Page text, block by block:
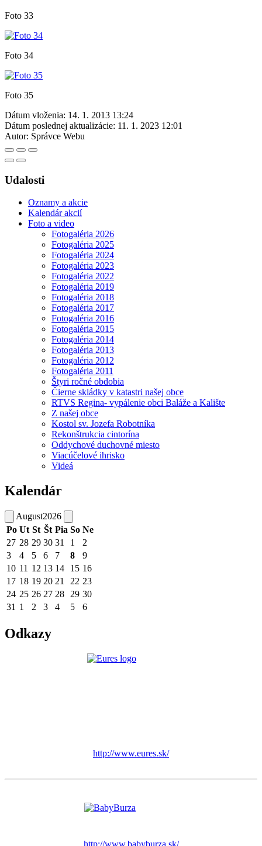
Foto 33
Foto 34
Foto 35
Dátum vloženia: 14. 1. 2013 13:24
Dátum poslednej aktualizácie: 11. 1. 2023 12:01
Autor: Správce Webu
Udalosti
Oznamy a akcie
Kalendár akcií
Foto a video
Fotogaléria 2026
Fotogaléria 2025
Fotogaléria 2024
Fotogaléria 2023
Fotogaléria 2022
Fotogaléria 2019
Fotogaléria 2018
Fotogaléria 2017
Fotogaléria 2016
Fotogaléria 2015
Fotogaléria 2014
Fotogaléria 2013
Fotogaléria 2012
Fotogaléria 2011
Štyri ročné obdobia
Čierne skládky v katastri našej obce
RTVS Regina- vypálenie obci Baláže a Kalište
Z našej obce
Kostol sv. Jozefa Robotníka
Rekonštrukcia cintorína
Oddychové duchovné miesto
Viacúčelové ihrisko
Videá
Kalendár
August2026
Po Ut St Št Pia So Ne
27 28 29 30 31 1
2
3
4 5 6 7 8
9
10 11 12 13 14 15 16
17 18 19 20 21 22 23
24 25 26 27 28 29 30
31 1 2 3 4 5 6
Odkazy
http://www.eures.sk/
http://www.babyburza.sk/